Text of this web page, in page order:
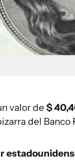
valor de $
del Banco